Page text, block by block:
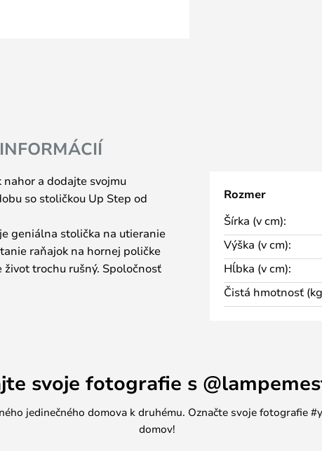
a dodajte svojmu
so stoličkou Up Step od
geniálna stolička na utieranie
raňajok na hornej poličke
trochu rušný. Spoločnosť
s hravým, organickým
v rôznych odtieňoch, ktoré
Rozmer
Šírka (v cm):
Výška (v cm):
Hĺbka (v cm):
Čistá hmotnosť
svoje fotografie s
jedinečného domova k druhému. Označte svoje fotografie
domov!